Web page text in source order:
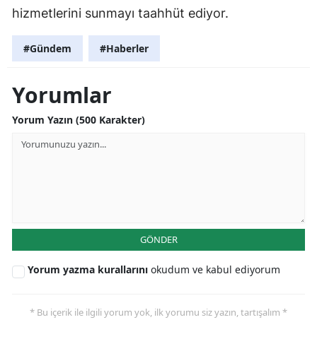
hizmetlerini sunmayı taahhüt ediyor.
#Gündem #Haberler
Yorumlar
Yorum Yazın (500 Karakter)
GÖNDER
Yorum yazma kurallarını okudum ve kabul ediyorum
* Bu içerik ile ilgili yorum yok, ilk yorumu siz yazın, tartışalım *